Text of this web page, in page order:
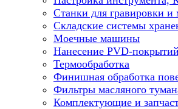
Станки для гравировки и
Складские системы
Моечные машины
Нанесение PVD-покрытий
Термообработка
Финишная обработка
Фильтры масляного
Комплектующие и